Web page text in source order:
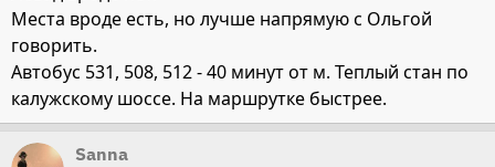
Места вроде есть, но лучше напрямую с Ольгой
говорить.
Автобус 531, 508, 512 - 40 минут от м. Теплый стан по
калужскому шоссе. На маршрутке быстрее.
Sanna